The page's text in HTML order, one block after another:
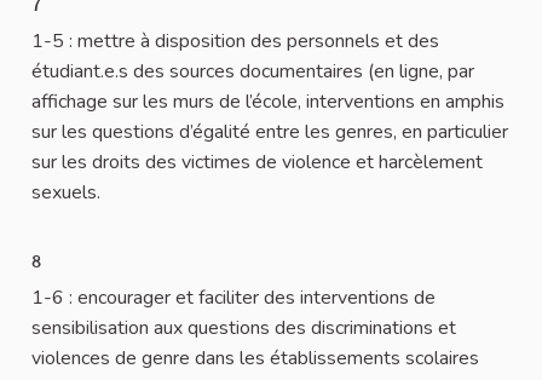
1-5 : mettre à disposition des personnels et des
étudiant.e.s des sources documentaires (en ligne, par
affichage sur les murs de l’école, interventions en amphis
sur les questions d’égalité entre les genres, en particulier
sur les droits des victimes de violence et harcèlement
sexuels.
8
1-6 : encourager et faciliter des interventions de
sensibilisation aux questions des discriminations et
violences de genre dans les établissements scolaires